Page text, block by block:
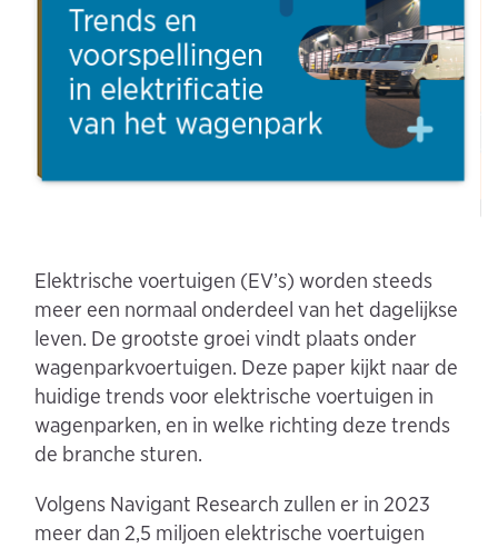
Elektrische voertuigen (EV’s) worden steeds
meer een normaal onderdeel van het dagelijkse
leven. De grootste groei vindt plaats onder
wagenparkvoertuigen. Deze paper kijkt naar de
huidige trends voor elektrische voertuigen in
wagenparken, en in welke richting deze trends
de branche sturen.
Volgens Navigant Research zullen er in 2023
meer dan 2,5 miljoen elektrische voertuigen